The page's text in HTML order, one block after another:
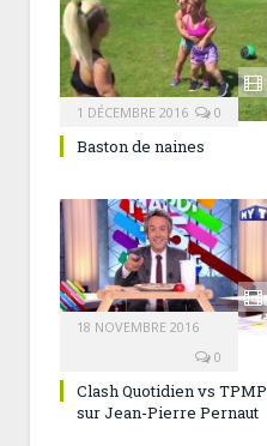
1 DÉCEMBRE 2016 0
Baston de naines
18 NOVEMBRE 2016
0
Clash Quotidien vs TPMP
sur Jean-Pierre Pernaut